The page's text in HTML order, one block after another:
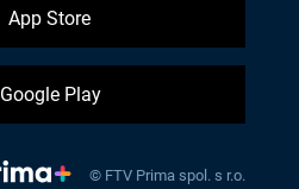
App Store
Google Play
© FTV Prima spol. s r.o.